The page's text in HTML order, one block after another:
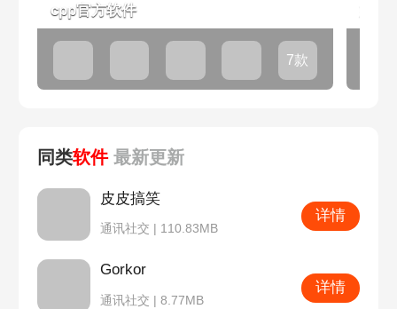
cpp官方软件
7款
同类软件 最新更新
皮皮搞笑
通讯社交 | 110.83MB
详情
Gorkor
通讯社交 | 8.77MB
详情